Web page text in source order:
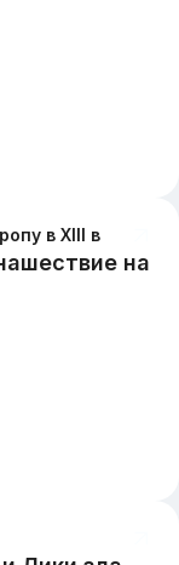
в XIII в